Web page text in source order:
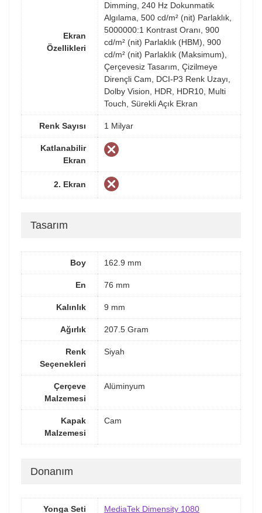
Ekran
Özellikleri
Dimming, 240 Hz Dokunmatik
Algılama, 500 cd/m² (nit) Parlaklık,
5000000:1 Kontrast Oranı, 900
cd/m² (nit) Parlaklık (HBM), 900
cd/m² (nit) Parlaklık (Maksimum),
Çerçevesiz Tasarım, Çizilmeye
Dirençli Cam, DCI-P3 Renk Uzayı,
Dolby Vision, HDR, HDR10, Multi
Touch, Sürekli Açık Ekran
Renk Sayısı 1 Milyar
Katlanabilir
Ekran
2. Ekran
Tasarım
Boy 162.9 mm
En 76 mm
Kalınlık 9 mm
Ağırlık 207.5 Gram
Renk
Seçenekleri
Siyah
Çerçeve
Malzemesi
Alüminyum
Kapak
Malzemesi
Cam
Donanım
Yonga Seti MediaTek Dimensity 1080